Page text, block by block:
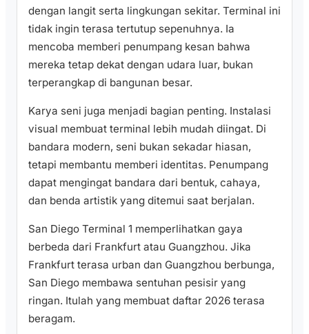
dengan langit serta lingkungan sekitar. Terminal ini
tidak ingin terasa tertutup sepenuhnya. Ia
mencoba memberi penumpang kesan bahwa
mereka tetap dekat dengan udara luar, bukan
terperangkap di bangunan besar.
Karya seni juga menjadi bagian penting. Instalasi
visual membuat terminal lebih mudah diingat. Di
bandara modern, seni bukan sekadar hiasan,
tetapi membantu memberi identitas. Penumpang
dapat mengingat bandara dari bentuk, cahaya,
dan benda artistik yang ditemui saat berjalan.
San Diego Terminal 1 memperlihatkan gaya
berbeda dari Frankfurt atau Guangzhou. Jika
Frankfurt terasa urban dan Guangzhou berbunga,
San Diego membawa sentuhan pesisir yang
ringan. Itulah yang membuat daftar 2026 terasa
beragam.